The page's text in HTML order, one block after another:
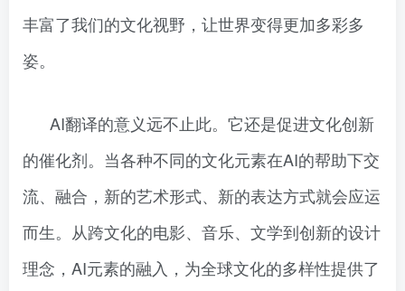
丰富了我们的文化视野，让世界变得更加多彩多
姿。
AI翻译的意义远不止此。它还是促进文化创新
的催化剂。当各种不同的文化元素在AI的帮助下交
流、融合，新的艺术形式、新的表达方式就会应运
而生。从跨文化的电影、音乐、文学到创新的设计
理念，AI元素的融入，为全球文化的多样性提供了